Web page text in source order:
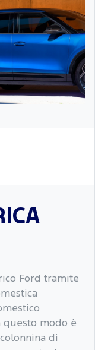
Ford tramite
questo modo è
di